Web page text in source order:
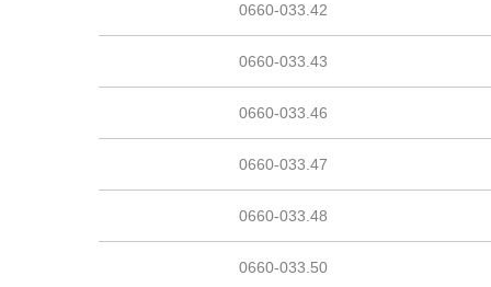
0660-033.42
0660-033.43
0660-033.46
0660-033.47
0660-033.48
0660-033.50